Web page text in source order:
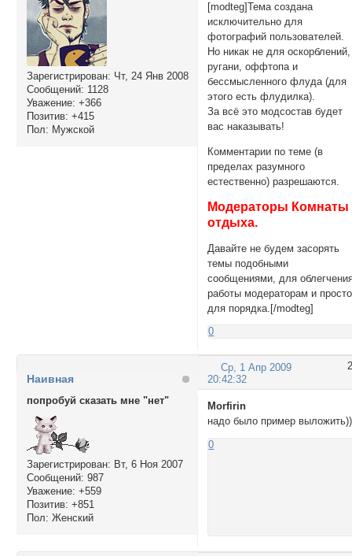
Зарегистрирован: Чт, 24 Янв 2008
Сообщений: 1128
Уважение: +366
Позитив: +415
Пол: Мужской
[modteg]Тема создана
исключительно для
фотографий пользователей.
Но никак не для оскорблений,
ругани, оффтопа и
бессмысленного флуда (для
этого есть флудилка).
За всё это модсостав будет
вас наказывать!
Комментарии по теме (в
пределах разумного
естественно) разрешаются.
Модераторы Комнаты
отдыха.
Давайте не будем засорять
темы подобными
сообщениями, для
работы модераторам и просто
для порядка.[/modteg]
0
2
Ср, 1 Апр 2009
20:42:32
Наивная
попробуй сказать мне "нет"
Зарегистрирован: Вт, 6 Ноя 2007
Сообщений: 987
Уважение: +559
Позитив: +851
Пол: Женский
Morfirin
надо было пример
0